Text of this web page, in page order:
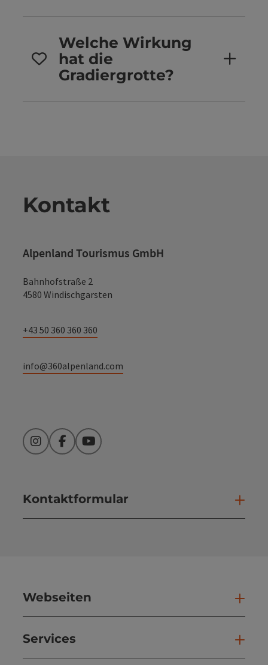
Welche Wirkung
hat die
Gradiergrotte?
Kontakt
Alpenland Tourismus GmbH
Bahnhofstraße 2
4580 Windischgarsten
+43 50 360 360 360
info@360alpenland.com
InstagramFacebookYouTube
Kontaktformular
Webseiten
Services